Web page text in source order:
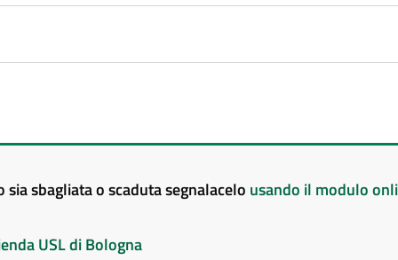
sbagliata o scaduta segnalacelo usando il modulo
USL di Bologna